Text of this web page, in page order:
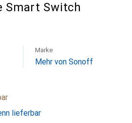
Smart Switch
Marke
Mehr von Sonoff
lieferbar